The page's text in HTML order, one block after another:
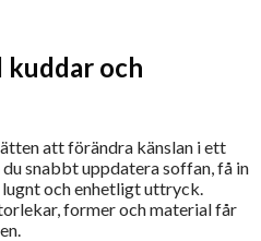
kuddar och
att förändra känslan i ett
snabbt uppdatera soffan, få in
och enhetligt uttryck.
former och material får